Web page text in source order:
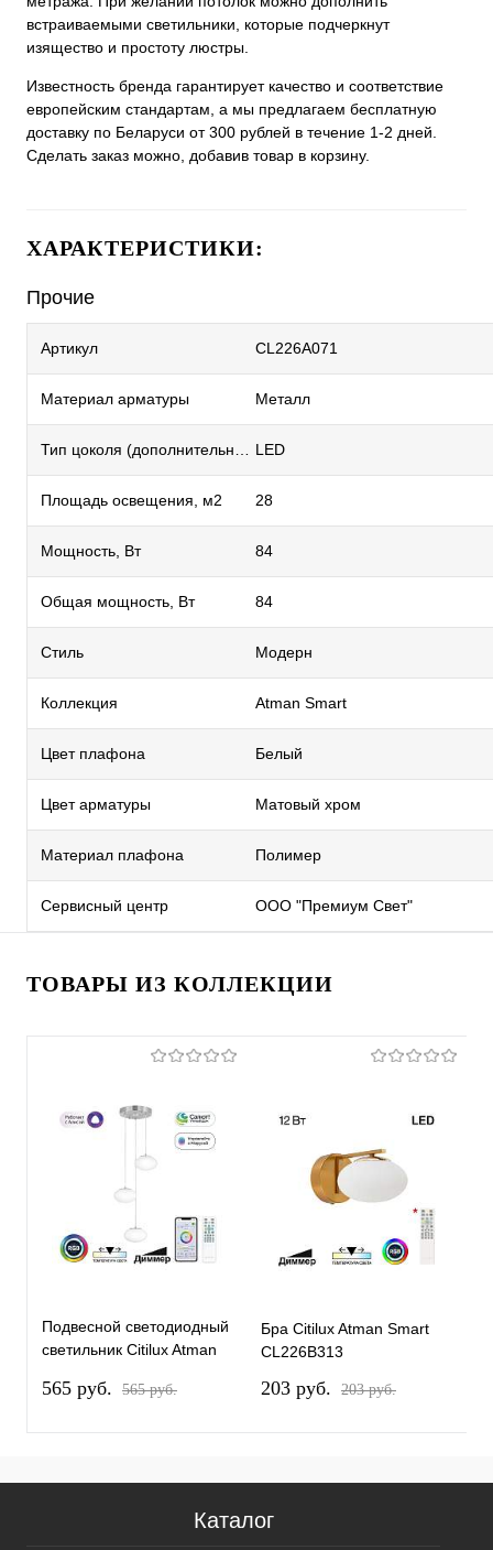
встраиваемыми светильники, которые подчеркнут
изящество и простоту люстры.
Известность бренда гарантирует качество и соответствие
европейским стандартам, а мы предлагаем бесплатную
доставку по Беларуси от 300 рублей в течение 1-2 дней.
Сделать заказ можно, добавив товар в корзину.
ХАРАКТЕРИСТИКИ:
Прочие
Артикул CL226A071
Материал арматуры Металл
LED
Площадь освещения, м2 28
Мощность, Вт 84
Общая мощность, Вт 84
Стиль Модерн
Коллекция Atman Smart
Цвет плафона Белый
Цвет арматуры Матовый хром
Материал плафона Полимер
Сервисный центр ООО "Премиум Свет"
ТОВАРЫ ИЗ КОЛЛЕКЦИИ
Подвесной светодиодный
светильник Citilux Atman
565 pуб. 565 pуб.
Бра Citilux Atman Smart
CL226B313
203 pуб. 203 pуб.
Каталог